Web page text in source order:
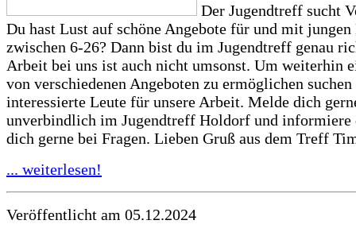
Der Jugendtreff sucht
Du hast Lust auf schöne Angebote für und mit jungen
zwischen 6-26? Dann bist du im Jugendtreff genau
Arbeit bei uns ist auch nicht umsonst. Um weiterhin
von verschiedenen Angeboten zu ermöglichen
interessierte Leute für unsere Arbeit. Melde dich
unverbindlich im Jugendtreff Holdorf und informiere
dich gerne bei Fragen. Lieben Gruß aus dem Treff
... weiterlesen!
Veröffentlicht am 05.12.2024